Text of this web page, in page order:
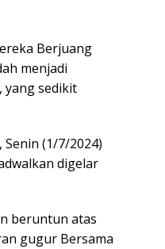
Berjuang
menjadi
yang sedikit
(1/7/2024)
digelar
beruntun atas
gugur Bersama